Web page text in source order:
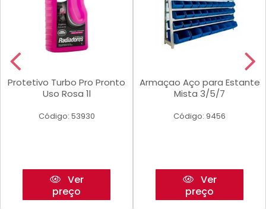
Protetivo Turbo Pro Pronto
Uso Rosa 1l
Código: 53930
Ver
preço
Armaçao Aço para Estante
Mista 3/5/7
Código: 9456
Ver
preço